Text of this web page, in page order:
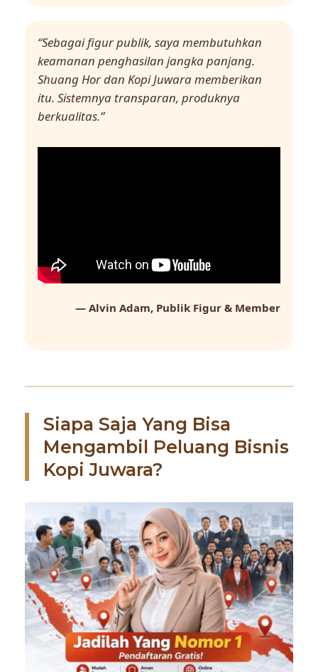
“Sebagai figur publik, saya membutuhkan
keamanan penghasilan jangka panjang.
Shuang Hor dan Kopi Juwara memberikan
itu. Sistemnya transparan, produknya
berkualitas.”
— Alvin Adam, Publik Figur & Member
Siapa Saja Yang Bisa
Mengambil Peluang Bisnis
Kopi Juwara?